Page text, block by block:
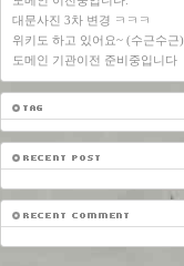
대문사진 3차 변경 ㅋㅋㅋ
위키도 하고 있어요~ (수근수근)
도메인 기관이전 준비중입니다